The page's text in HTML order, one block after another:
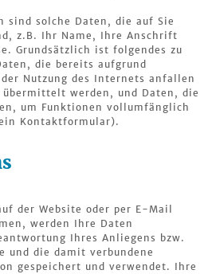
sind solche Daten, die auf Sie
z.B. Ihr Name, Ihre Anschrift
Grundsätzlich ist folgendes zu
die bereits aufgrund
Nutzung des Internets anfallen
werden, und Daten, die
um Funktionen vollumfänglich
Kontaktformular).
der Website oder per E-Mail
werden Ihre Daten
Ihres Anliegens bzw.
und die damit verbundene
gespeichert und verwendet. Ihre